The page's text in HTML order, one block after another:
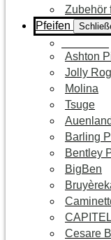
Zubehör
Pfeifen
Ashton
Jolly
Molina
Tsuge
Auenland
Barling
Bentley
BigBen
Cesare